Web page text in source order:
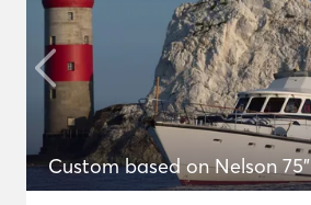
Custom based on Nelson 75"